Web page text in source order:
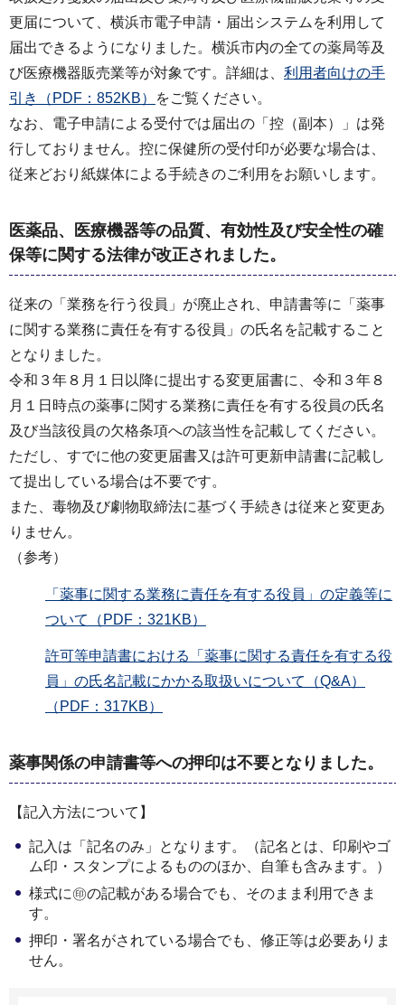
更届について、横浜市電子申請・届出システムを利用して
届出できるようになりました。横浜市内の全ての薬局等及
び医療機器販売業等が対象です。詳細は、 利用者向けの手
引き（PDF：852KB）
をご覧ください。
なお、電子申請による受付では届出の「控（副本）」は発
行しておりません。控に保健所の受付印が必要な場合は、
従来どおり紙媒体による手続きのご利用をお願いします。
医薬品、医療機器等の品質、有効性及び安全性の確
保等に関する法律が改正されました。
従来の「業務を行う役員」が廃止され、申請書等に「薬事
に関する業務に責任を有する役員」の氏名を記載すること
となりました。
令和３年８月１日以降に提出する変更届書に、令和３年８
月１日時点の薬事に関する業務に責任を有する役員の氏名
及び当該役員の欠格条項への該当性を記載してください。
ただし、すでに他の変更届書又は許可更新申請書に記載し
て提出している場合は不要です。
また、毒物及び劇物取締法に基づく手続きは従来と変更あ
りません。
（参考）
「薬事に関する業務に責任を有する役員」の定義等に
ついて（PDF：321KB）
許可等申請書における「薬事に関する責任を有する役
員」の氏名記載にかかる取扱いについて（Q&A）
（PDF：317KB）
薬事関係の申請書等への押印は不要となりました。
【記入方法について】
記入は「記名のみ」となります。（記名とは、印刷やゴ
ム印・スタンプによるもののほか、自筆も含みます。）
様式に㊞の記載がある場合でも、そのまま利用できま
す。
押印・署名がされている場合でも、修正等は必要ありま
せん。